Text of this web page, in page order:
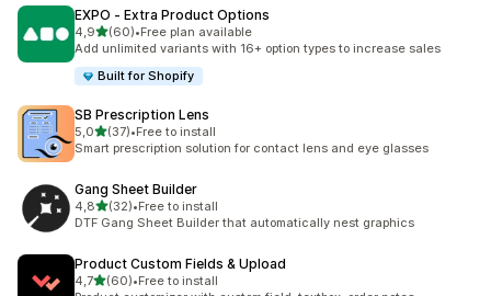
EXPO ‑ Extra Product Options
4,9z 5 hvězd
(60)
Celkový počet recenzí: 60
•Free plan available
Add unlimited variants with 16+ option types to increase sales
Built for Shopify
SB Prescription Lens
5,0z 5 hvězd
(37)
Celkový počet recenzí: 37
•Free to install
Smart prescription solution for contact lens and eye glasses
Gang Sheet Builder
4,8z 5 hvězd
(32)
Celkový počet recenzí: 32
•Free to install
DTF Gang Sheet Builder that automatically nest graphics
Product Custom Fields & Upload
4,7z 5 hvězd
(60)
Celkový počet recenzí: 60
•Free to install